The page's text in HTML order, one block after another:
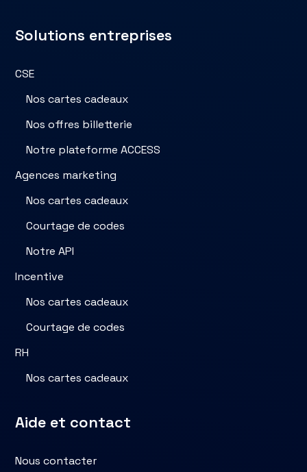
Solutions entreprises
CSE
Nos cartes cadeaux
Nos offres billetterie
Notre plateforme ACCESS
Agences marketing
Nos cartes cadeaux
Courtage de codes
Notre API
Incentive
Nos cartes cadeaux
Courtage de codes
RH
Nos cartes cadeaux
Aide et contact
Nous contacter